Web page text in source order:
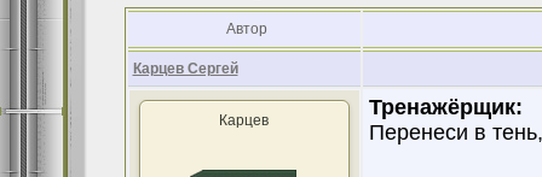
Автор
Карцев Сергей
Карцев
Тренажёрщик:
Перенеси в